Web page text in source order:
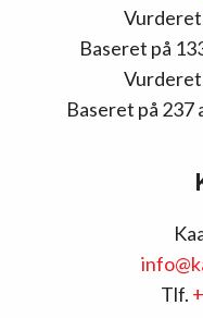
Vurderet
Baseret på
Vurderet
Baseret på 237
Tlf.